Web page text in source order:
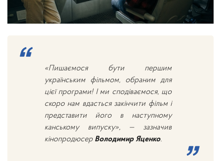
«Пишаємося бути першим
українським фільмом, обраним для
цієї програми! І ми сподіваємося, що
скоро нам вдасться закінчити фільм і
представити його в наступному
канському випуску», — зазначив
кінопродюсер Володимир Яценко.